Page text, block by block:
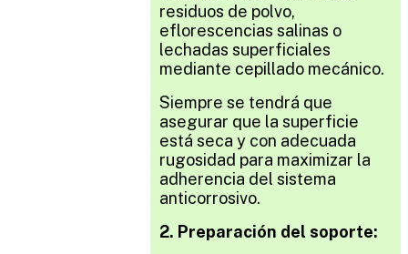
residuos de polvo,
eflorescencias salinas o
lechadas superficiales
mediante cepillado mecánico.
Siempre se tendrá que
asegurar que la superficie
está seca y con adecuada
rugosidad para maximizar la
adherencia del sistema
anticorrosivo.
2. Preparación del soporte: